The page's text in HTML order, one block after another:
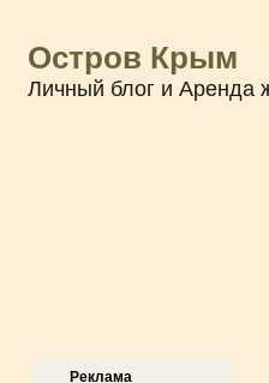
Остров Крым
Личный блог и Аренда
Реклама